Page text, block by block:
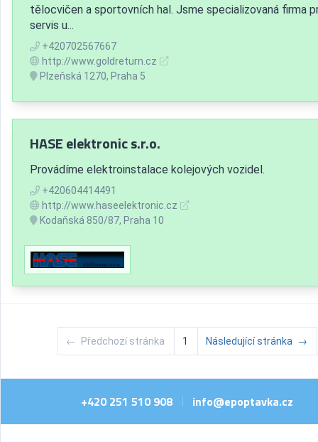
tělocvičen a sportovních hal. Jsme specializovaná firma
servis u...
+420702567667
http://www.goldreturn.cz
Plzeňská 1270, Praha 5
HASE elektronic s.r.o.
Provádíme elektroinstalace kolejových vozidel.
+420604414491
http://www.haseelektronic.cz
Kodaňská 850/87, Praha 10
← Předchozí stránka 1 Následující stránka →
+420 251 510 908 | info@epoptavka.cz